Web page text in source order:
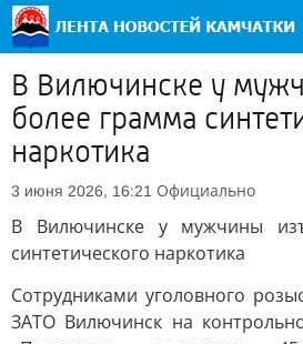
В Вилючинске у
более грамма
наркотика
3 июня 2026, 16:21 Официально
В Вилючинске у мужчины
синтетического наркотика
Сотрудниками уголовного
ЗАТО Вилючинск на